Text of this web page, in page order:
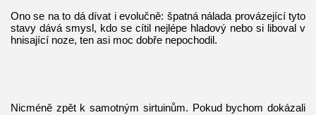
Ono se na to dá dívat i evolučně: špatná nálada provázející tyto
stavy dává smysl, kdo se cítil nejlépe hladový nebo si liboval v
hnisající noze, ten asi moc dobře nepochodil.
Nicméně zpět k samotným sirtuinům. Pokud bychom dokázali